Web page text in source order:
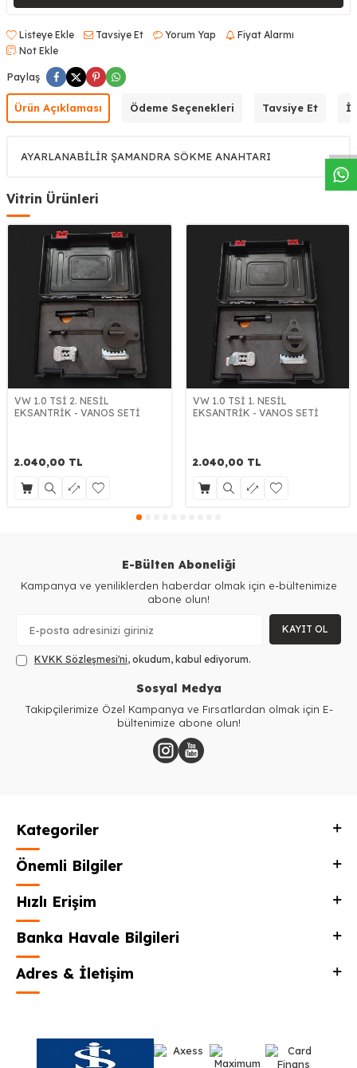
WhasappDesteHatt
Listeye Ekle Tavsiye Et Yorum Yap
Fiyat Alarmı
Not Ekle
Paylaş
Ürün Açıklaması Ödeme Seçenekleri Tavsiye Et
AYARLANABİLİR ŞAMANDRA SÖKME ANAHTARI
Vitrin Ürünleri
VW 1.0 TSİ 2. NESİL
EKSANTRİK - VANOS SETİ
2.040,00 TL
VW 1.0 TSİ 1. NESİL
EKSANTRİK - VANOS SETİ
2.040,00 TL
E-Bülten Aboneliği
Kampanya ve yeniliklerden haberdar olmak için e-bültenimize
abone olun!
KAYIT OL
KVKK Sözleşmesi'ni, okudum, kabul ediyorum.
Sosyal Medya
Takipçilerimize Özel Kampanya ve Fırsatlardan olmak için E-
bültenimize abone olun!
Kategoriler
Önemli Bilgiler
Hızlı Erişim
Banka Havale Bilgileri
Adres & İletişim